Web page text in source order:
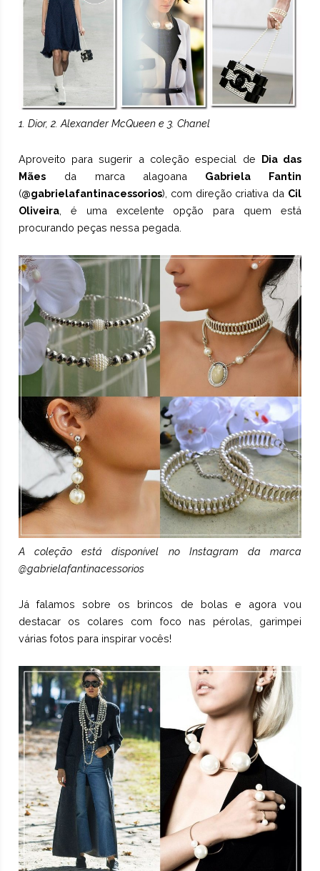
1. Dior, 2. Alexander McQueen e 3. Chanel
Aproveito para sugerir a coleção especial de Dia das
Mãesda marca alagoana Gabriela Fantin
(@gabrielafantinacessorios), com direção criativa da Cil
Oliveira, é uma excelente opção para quem está
procurando peças nessa pegada.
A coleção está disponível no Instagram da marca
@gabrielafantinacessorios
Já falamos sobre os brincos de bolas e agora vou
destacar os colares com foco nas pérolas, garimpei
várias fotos para inspirar vocês!